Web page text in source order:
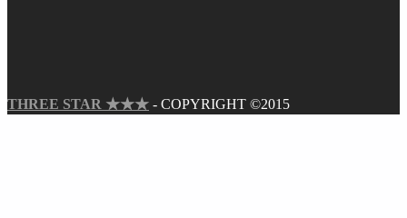
THREE STAR ★★★ - COPYRIGHT ©2015